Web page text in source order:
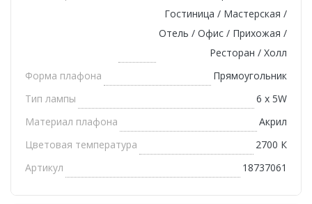
Гостиница / Мастерская /
Отель / Офис / Прихожая /
Ресторан / Холл
Форма плафона
Прямоугольник
Тип лампы
6 х 5W
Материал плафона
Акрил
Цветовая температура
2700 К
Артикул
18737061